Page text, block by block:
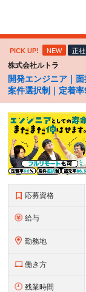
PICK UP! NEW 正
株式会社ルトラ
開発エンジニア｜
案件選択制｜定着
応募資格
給与
勤務地
働き方
残業時間